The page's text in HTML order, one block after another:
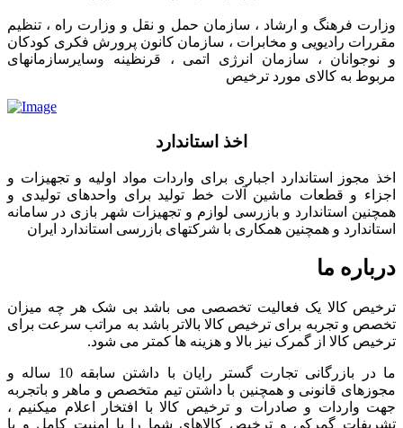
وزارت فرهنگ و ارشاد ، سازمان حمل و نقل و وزارت راه ، تنظیم
مقررات رادیویی و مخابرات ، سازمان کانون پرورش فکری کودکان
و نوجوانان ، سازمان انرژی اتمی ، قرنظینه وسایرسازمانهای
مربوط به کالای مورد ترخیص
اخذ استاندارد
اخذ مجوز استاندارد اجباری برای واردات مواد اولیه و تجهیزات و
اجزاء و قطعات ماشین آلات خط تولید برای واحدهای تولیدی و
همچنین استاندارد و بازرسی لوازم و تجهیزات شهر بازی در سامانه
استاندارد و همچنین همکاری با شرکتهای بازرسی استاندارد ایران
درباره ما
ترخیص کالا یک فعالیت تخصصی می باشد بی شک هر چه میزان
تخصص و تجربه برای ترخیص کالا بالاتر باشد به مراتب سرعت برای
ترخیص کالا از گمرک نیز بالا و هزینه ها کمتر می شود.
ما در بازرگانی تجارت گستر رایان با داشتن سابقه 10 ساله و
مجوزهای قانونی و همچنین با داشتن تیم متخصص و ماهر و باتجربه
جهت واردات و صادرات و ترخیص کالا با افتخار اعلام میکنیم ،
تشریفات گمرکی و ترخیص کالاهای شما را با امنیت کامل و با